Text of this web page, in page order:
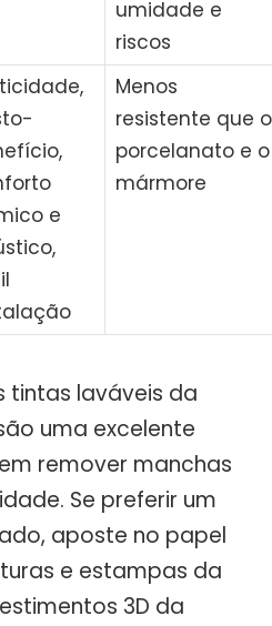
umidade e
riscos
e
Menos
resistente que o
porcelanato e o
mármore
tintas laváveis da
uma excelente
remover manchas
Se preferir um
aposte no papel
e estampas da
3D da